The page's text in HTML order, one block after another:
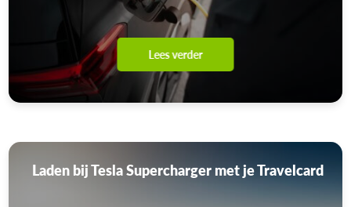
Lees verder
Laden bij Tesla Supercharger met je Travelcard